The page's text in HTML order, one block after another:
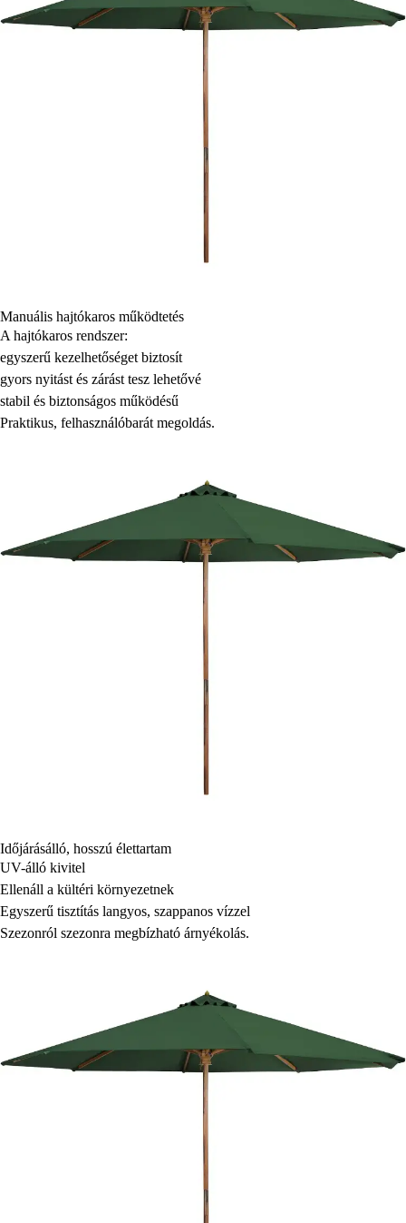
Manuális hajtókaros működtetés
A hajtókaros rendszer:
egyszerű kezelhetőséget biztosít
gyors nyitást és zárást tesz lehetővé
stabil és biztonságos működésű
Praktikus, felhasználóbarát megoldás.
Időjárásálló, hosszú élettartam
UV-álló kivitel
Ellenáll a kültéri környezetnek
Egyszerű tisztítás langyos, szappanos vízzel
Szezonról szezonra megbízható árnyékolás.